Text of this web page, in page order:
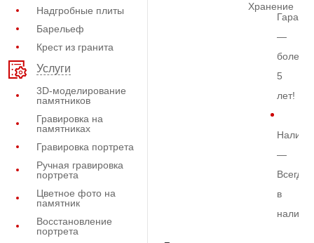
Надгробные плиты
Барельеф
Крест из гранита
Услуги
3D-моделирование
памятников
Гравировка на
памятниках
Гравировка портрета
Ручная гравировка
портрета
Цветное фото на
памятник
Восстановление
портрета
Хранение
—
более
5
лет!
—
Всегда
в